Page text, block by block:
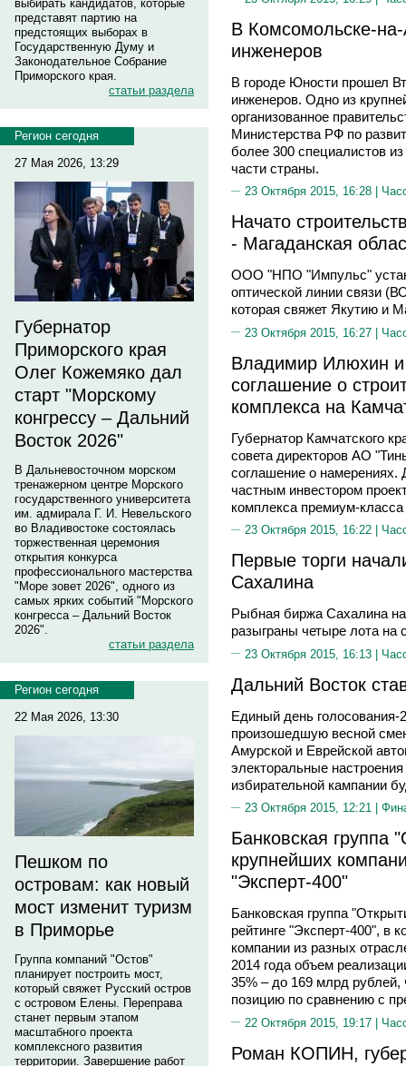
выбирать кандидатов, которые
представят партию на
предстоящих выборах в
Государственную Думу и
Законодательное Собрание
Приморского края.
статьи раздела
Регион сегодня
27 Мая 2026, 13:29
Губернатор
Приморского края
Олег Кожемяко дал
старт "Морскому
конгрессу – Дальний
Восток 2026"
В Дальневосточном морском
тренажерном центре Морского
государственного университета
им. адмирала Г. И. Невельского
во Владивостоке состоялась
торжественная церемония
открытия конкурса
профессионального мастерства
"Море зовет 2026", одного из
самых ярких событий "Морского
конгресса – Дальний Восток
2026".
статьи раздела
Регион сегодня
22 Мая 2026, 13:30
Пешком по
островам: как новый
мост изменит туризм
в Приморье
Группа компаний "Остов"
планирует построить мост,
который свяжет Русский остров
с островом Елены. Переправа
станет первым этапом
масштабного проекта
комплексного развития
территории. Завершение работ
В Комсомольске-
инженеров
В городе Юности прошел
инженеров. Одно из
организованное
Министерства РФ по
более 300 специалистов
части страны.
23 Октября 2015, 16:28 |
Начато
- Магаданская
ООО "НПО "Импульс"
оптической линии связи
которая свяжет Якутию и
23 Октября 2015, 16:27 |
Владимир Илюхин и
соглашение о
комплекса на
Губернатор Камчатского
совета директоров АО
соглашение о намерениях.
частным инвестором
комплекса премиум-класса
23 Октября 2015, 16:22 |
Первые торги
Сахалина
Рыбная биржа Сахалина
разыграны четыре лота на
23 Октября 2015, 16:13 |
Дальний Восток
Единый день
произошедшую весной
Амурской и Еврейской
электоральные
избирательной кампании
23 Октября 2015, 12:21 |
Банковская группа
крупнейших
"Эксперт-400"
Банковская группа
рейтинге "Эксперт-400", в
компании из разных
2014 года объем
35% – до 169 млрд рублей,
позицию по сравнению с
22 Октября 2015, 19:17 |
Роман КОПИН,